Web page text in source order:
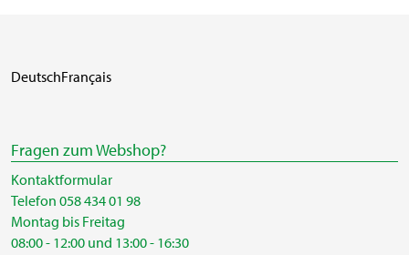
DeutschFrançais
Fragen zum Webshop?
Kontaktformular
Telefon 058 434 01 98
Montag bis Freitag
08:00 - 12:00 und 13:00 - 16:30